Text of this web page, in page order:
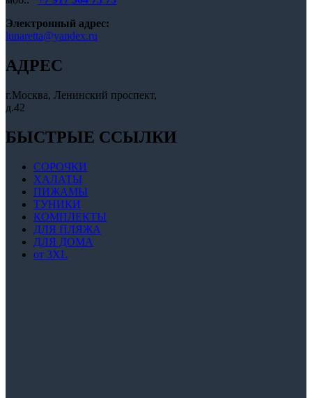
Электронный адрес:
lunaretta@yandex.ru
АДРЕС
г.Москва, Ленинский проспект,
д.42
БЫСТРЫЕ ССЫЛКИ
СОРОЧКИ
ХАЛАТЫ
ПИЖАМЫ
ТУНИКИ
КОМПЛЕКТЫ
ДЛЯ ПЛЯЖА
ДЛЯ ДОМА
от 3XL